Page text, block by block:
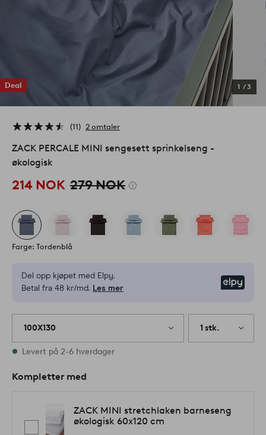
Deal 1 /3
11 2 omtaler
ZACK PERCALE MINI sengesett sprinkelseng -
økologisk
214 NOK 279 NOK
Farge: Tordenblå
Del opp kjøpet med Elpy.
Betal fra 48 kr/md. Les mer
100X130 1 stk.
På lager
Levert på 2-6 hverdager
Kompletter med
ZACK MINI stretchlaken barneseng
økologisk 60x120 cm